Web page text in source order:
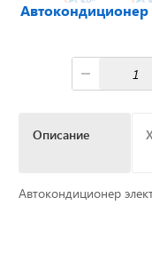
Приборные
Описание
Автокондиционер